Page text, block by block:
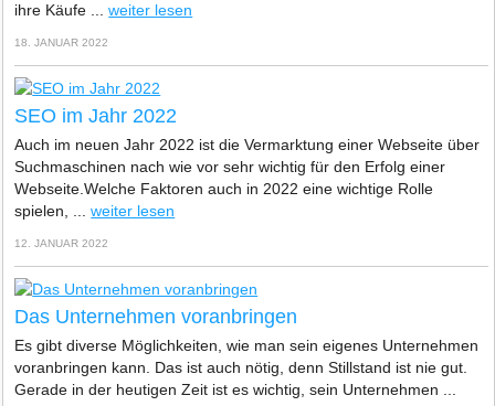
ihre Käufe ...weiter lesen
18. JANUAR 2022
SEO im Jahr 2022
Auch im neuen Jahr 2022 ist die Vermarktung einer Webseite über
Suchmaschinen nach wie vor sehr wichtig für den Erfolg einer
Webseite.Welche Faktoren auch in 2022 eine wichtige Rolle
spielen, ...weiter lesen
12. JANUAR 2022
Das Unternehmen voranbringen
Es gibt diverse Möglichkeiten, wie man sein eigenes Unternehmen
voranbringen kann. Das ist auch nötig, denn Stillstand ist nie gut.
Gerade in der heutigen Zeit ist es wichtig, sein Unternehmen ...